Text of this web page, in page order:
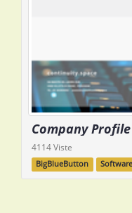
Company
4114 Viste
BigBlueButton